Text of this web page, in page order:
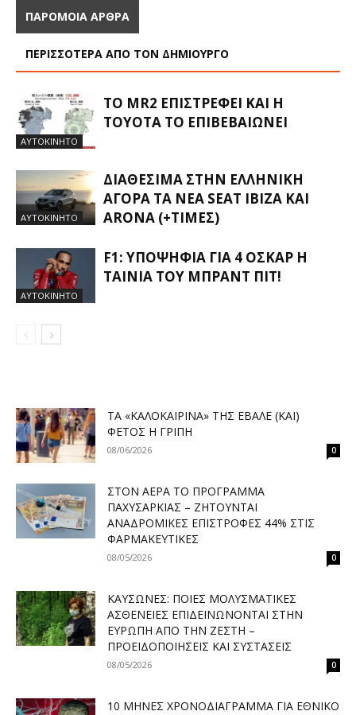
ΠΑΡΟΜΟΙΑ ΑΡΘΡΑ
ΠΕΡΙΣΣΟΤΕΡΑ ΑΠΟ ΤΟΝ ΔΗΜΙΟΥΡΓΟ
ΑΥΤΟΚΙΝΗΤΟ
ΤΟ MR2 ΕΠΙΣΤΡΈΦΕΙ ΚΑΙ Η
TOYOTA ΤΟ ΕΠΙΒΕΒΑΙΏΝΕΙ
ΑΥΤΟΚΙΝΗΤΟ
ΔΙΑΘΈΣΙΜΑ ΣΤΗΝ ΕΛΛΗΝΙΚΉ
ΑΓΟΡΆ ΤΑ ΝΈΑ SEAT IBIZA ΚΑΙ
ARONA (+ΤΙΜΈΣ)
ΑΥΤΟΚΙΝΗΤΟ
F1: ΥΠΟΨΉΦΙΑ ΓΙΑ 4 ΌΣΚΑΡ Η
ΤΑΙΝΊΑ ΤΟΥ ΜΠΡΑΝΤ ΠΙΤ!
ΤΑ «ΚΑΛΟΚΑΙΡΙΝΆ» ΤΗΣ ΈΒΑΛΕ (ΚΑΙ)
ΦΈΤΟΣ Η ΓΡΊΠΗ
08/06/2026 0
ΣΤΟΝ ΑΈΡΑ ΤΟ ΠΡΌΓΡΑΜΜΑ
ΠΑΧΥΣΑΡΚΊΑΣ – ΖΗΤΟΎΝΤΑΙ
ΑΝΑΔΡΟΜΙΚΈΣ ΕΠΙΣΤΡΟΦΈΣ 44% ΣΤΙΣ
ΦΑΡΜΑΚΕΥΤΙΚΈΣ
08/05/2026 0
ΚΑΎΣΩΝΕΣ: ΠΟΙΕΣ ΜΟΛΥΣΜΑΤΙΚΈΣ
ΑΣΘΈΝΕΙΕΣ ΕΠΙΔΕΙΝΏΝΟΝΤΑΙ ΣΤΗΝ
ΕΥΡΏΠΗ ΑΠΌ ΤΗΝ ΖΈΣΤΗ –
ΠΡΟΕΙΔΟΠΟΙΉΣΕΙΣ ΚΑΙ ΣΥΣΤΆΣΕΙΣ
08/05/2026 0
10 ΜΉΝΕΣ ΧΡΟΝΟΔΙΆΓΡΑΜΜΑ ΓΙΑ ΕΘΝΙΚΌ